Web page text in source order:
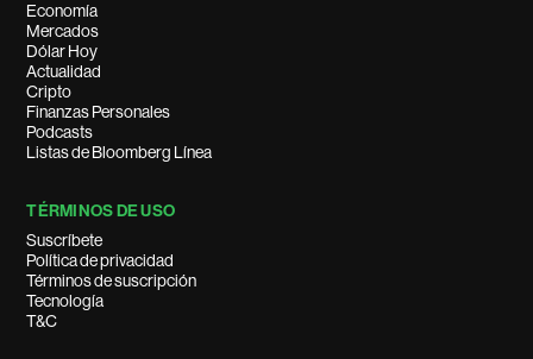
Economía
Mercados
Dólar Hoy
Actualidad
Cripto
Finanzas Personales
Podcasts
Listas de Bloomberg Línea
TÉRMINOS DE USO
Suscríbete
Política de privacidad
Términos de suscripción
Tecnología
T&C